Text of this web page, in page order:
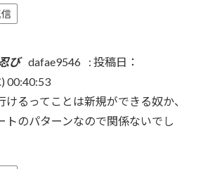
び dafae9546 : 投稿日：
00:40:53
けるってことは新規ができる奴か、
トのパターンなので関係ないでし